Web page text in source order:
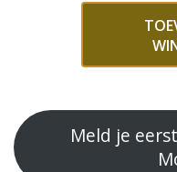
Meld je